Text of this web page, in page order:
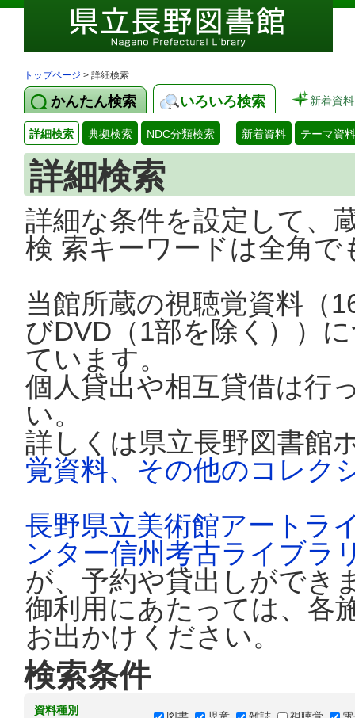
トップページ > 詳細検索
かんたん検索 いろいろ検索 新着資料
詳細検索 典拠検索 NDC分類検索 新着資料 テーマ資料
詳細検索
詳細な条件を設定して、
検 索キーワードは全角
当館所蔵の視聴覚資料（
びDVD（1部を除く））
ています。
個人貸出や相互貸借は行
い。
詳しくは県立長野図書館
覚資料、その他のコレク
長野県立美術館アートラ
ンター信州考古ライブラ
が、予約や貸出しができ
御利用にあたっては、各
お出かけください。
検索条件
資料種別